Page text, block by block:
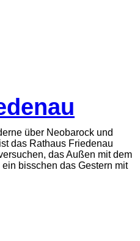
über Neobarock und
das Rathaus Friedenau
das Außen mit dem
bisschen das Gestern mit